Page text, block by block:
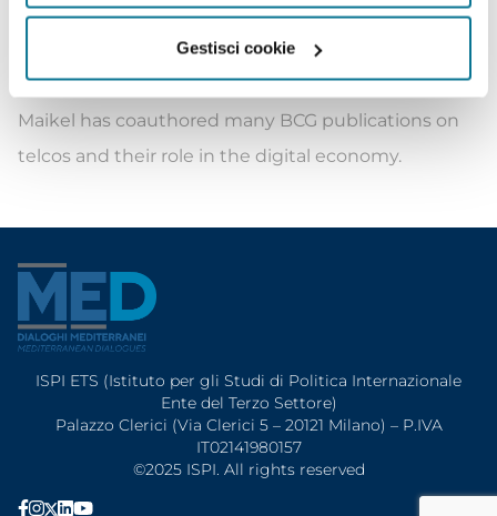
Gestisci cookie
technology selection for a fixed broadband roll-out,
growing ICT businesses, 4G roll-out strategies, and
B2B channel optimization.
Maikel has coauthored many BCG publications on
telcos and their role in the digital economy.
ISPI ETS (Istituto per gli Studi di Politica Internazionale
Ente del Terzo Settore)
Palazzo Clerici (Via Clerici 5 – 20121 Milano) – P.IVA
IT02141980157
©2025 ISPI. All rights reserved